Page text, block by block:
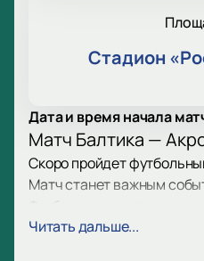
Стадион
Дата и время начала
Матч Балтика —
Скоро пройдет
Матч станет важным
команда показывает
Читать дальше...